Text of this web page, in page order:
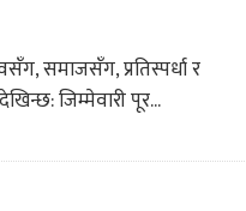
समाजसँग, प्रतिस्पर्धा र
जिम्मेवारी पूर...